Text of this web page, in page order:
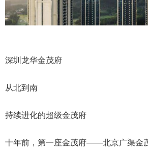
深圳龙华金茂府
从北到南
持续进化的超级金茂府
十年前，第一座金茂府——北京广渠金